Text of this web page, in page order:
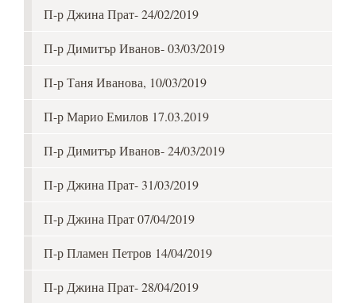
П-р Джина Прат- 24/02/2019
П-р Димитър Иванов- 03/03/2019
П-р Таня Иванова, 10/03/2019
П-р Марио Емилов 17.03.2019
П-р Димитър Иванов- 24/03/2019
П-р Джина Прат- 31/03/2019
П-р Джина Прат 07/04/2019
П-р Пламен Петров 14/04/2019
П-р Джина Прат- 28/04/2019